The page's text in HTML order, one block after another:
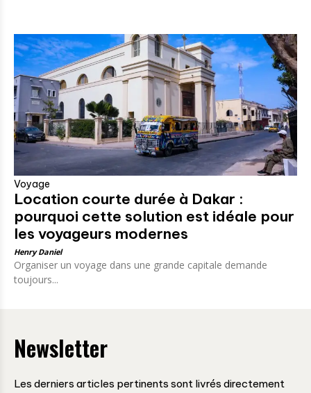
Voyage
Location courte durée à Dakar :
pourquoi cette solution est idéale pour
les voyageurs modernes
Henry Daniel
Organiser un voyage dans une grande capitale demande
toujours...
Newsletter
Les derniers articles pertinents sont livrés directement